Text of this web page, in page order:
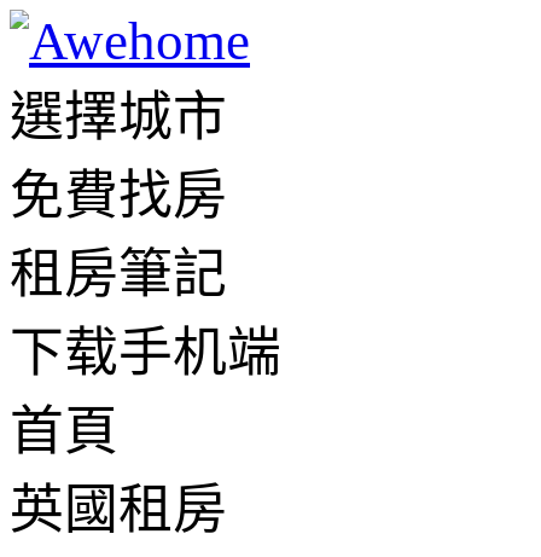
選擇城市
免費找房
租房筆記
下载手机端
首頁
英國租房